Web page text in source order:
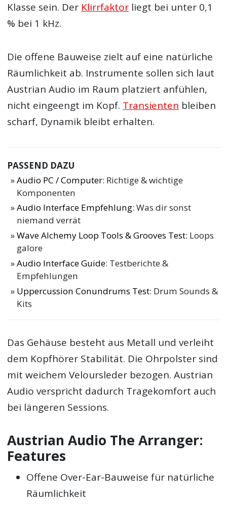
Klasse sein. Der Klirrfaktor liegt bei unter 0,1
% bei 1 kHz.
Die offene Bauweise zielt auf eine natürliche
Räumlichkeit ab. Instrumente sollen sich laut
Austrian Audio im Raum platziert anfühlen,
nicht eingeengt im Kopf. Transienten bleiben
scharf, Dynamik bleibt erhalten.
PASSEND DAZU
Audio PC / Computer: Richtige & wichtige
Komponenten
Audio Interface Empfehlung: Was dir sonst
niemand verrät
Wave Alchemy Loop Tools & Grooves Test: Loops
galore
Audio Interface Guide: Testberichte &
Empfehlungen
Uppercussion Conundrums Test: Drum Sounds &
Kits
Das Gehäuse besteht aus Metall und verleiht
dem Kopfhörer Stabilität. Die Ohrpolster sind
mit weichem Veloursleder bezogen. Austrian
Audio verspricht dadurch Tragekomfort auch
bei längeren Sessions.
Austrian Audio The Arranger:
Features
Offene Over-Ear-Bauweise für natürliche
Räumlichkeit